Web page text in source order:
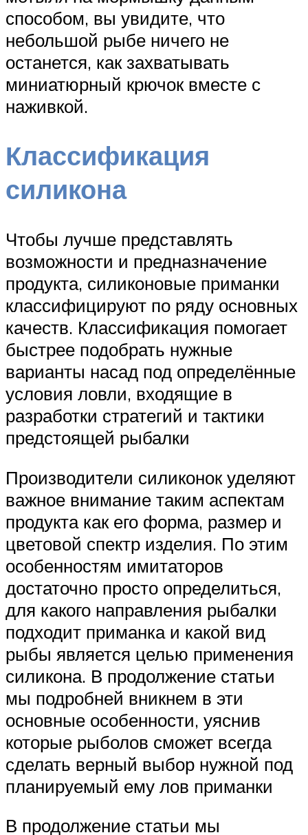
способом, вы увидите, что
небольшой рыбе ничего не
останется, как захватывать
миниатюрный крючок вместе с
наживкой.
Классификация
силикона
Чтобы лучше представлять
возможности и предназначение
продукта, силиконовые приманки
классифицируют по ряду основных
качеств. Классификация помогает
быстрее подобрать нужные
варианты насад под определённые
условия ловли, входящие в
разработки стратегий и тактики
предстоящей рыбалки
Производители силиконок уделяют
важное внимание таким аспектам
продукта как его форма, размер и
цветовой спектр изделия. По этим
особенностям имитаторов
достаточно просто определиться,
для какого направления рыбалки
подходит приманка и какой вид
рыбы является целью применения
силикона. В продолжение статьи
мы подробней вникнем в эти
основные особенности, уяснив
которые рыболов сможет всегда
сделать верный выбор нужной под
планируемый ему лов приманки
В продолжение статьи мы